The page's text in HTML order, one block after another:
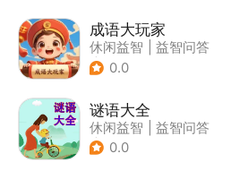
成语大玩家
休闲益智
益智问答
| 成语
0.0
谜语大全
休闲益智
益智问答
| 猜谜
0.0